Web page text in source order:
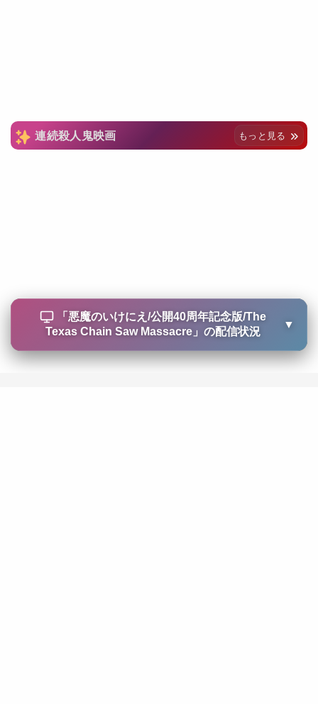
連続殺人鬼映画 もっと見る
「 悪魔のいけにえ/公開40周年記念版/The
Texas Chain Saw Massacre 」の配信状況
▼